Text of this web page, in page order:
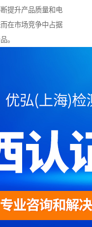
提升产品质量和电
在市场竞争中占据
。